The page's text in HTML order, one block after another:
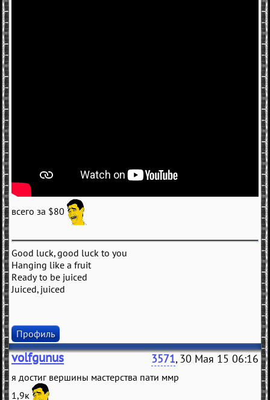
всего за $80
Good luck, good luck to you
Hanging like a fruit
Ready to be juiced
Juiced, juiced
Профиль
volfgunus 3571, 30 Мая 15 06:16
я достиг вершины мастерства пати ммр
1,9к